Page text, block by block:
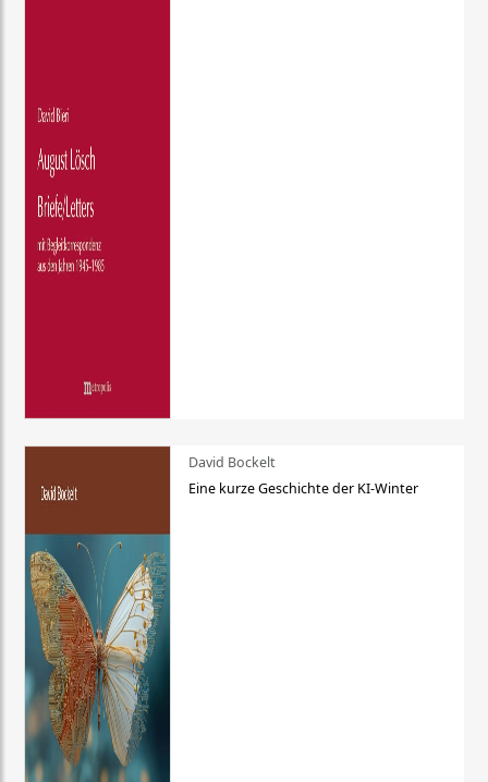
David Bockelt
Eine kurze Geschichte der KI-Winter